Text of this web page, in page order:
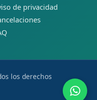
de privacidad
los derechos